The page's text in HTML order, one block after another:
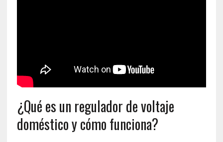
¿Qué es un regulador de voltaje
doméstico y cómo funciona?